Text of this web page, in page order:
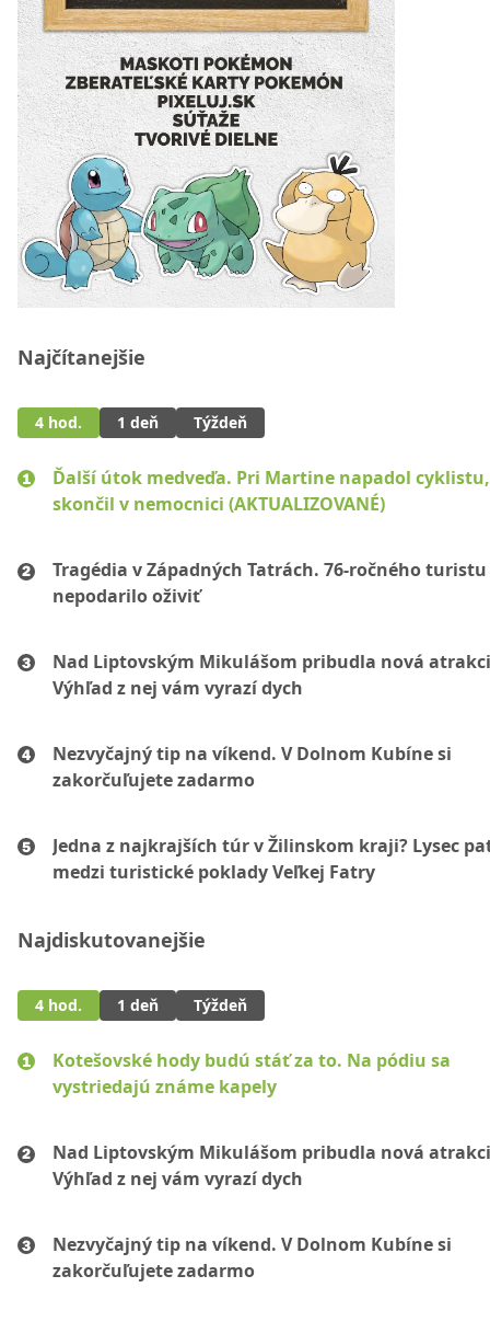
Najčítanejšie
4 hod. 1 deň Týždeň
Ďalší útok medveďa. Pri Martine napadol
skončil v nemocnici (AKTUALIZOVANÉ)
Tragédia v Západných Tatrách. 76-ročného turistu
nepodarilo oživiť
Nad Liptovským Mikulášom pribudla nová
Výhľad z nej vám vyrazí dych
Nezvyčajný tip na víkend. V Dolnom Kubíne si
zakorčuľujete zadarmo
Jedna z najkrajších túr v Žilinskom kraji? Lysec
medzi turistické poklady Veľkej Fatry
Najdiskutovanejšie
4 hod. 1 deň Týždeň
Kotešovské hody budú stáť za to. Na pódiu sa
vystriedajú známe kapely
Nad Liptovským Mikulášom pribudla nová
Výhľad z nej vám vyrazí dych
Nezvyčajný tip na víkend. V Dolnom Kubíne si
zakorčuľujete zadarmo